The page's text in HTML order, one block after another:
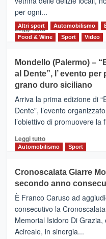
alla
scoperta
del
territorio,
e
messaggi
di
per ogni...
Leggi tuttoLeggi
di
CASTIGLIONE
DI
SICILIA
(Ct)
–
Il
Borgo
Gusto,
il
tra
sapori
vicoli
medievali
Altri sport Automobilismo
Food & Wine
Sport Video
Mondello (Palermo) –
al Dente”, l’ evento
grano duro siciliano
Arriva la prima edizione di
Dente”, l’evento
l’obiettivo di promuovere la
Leggi tuttoLeggi
di
Mondello
(Palermo)
–
“E
adesso
Pasta
–
Automobilismo Sport
Cronoscalata Giarre
secondo anno
È Franco Caruso ad
consecutivo la
Memorial Isidoro Di
Acireale, in sinergia...